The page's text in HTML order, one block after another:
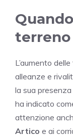
terreno
L’aumento
alleanze e
la sua
ha indicato
attenzione
Artico e ai